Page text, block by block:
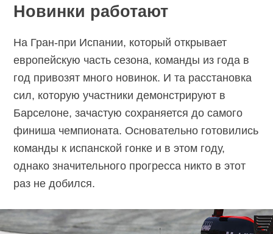
Новинки работают
На Гран-при Испании, который открывает
европейскую часть сезона, команды из года в
год привозят много новинок. И та расстановка
сил, которую участники демонстрируют в
Барселоне, зачастую сохраняется до самого
финиша чемпионата. Основательно готовились
команды к испанской гонке и в этом году,
однако значительного прогресса никто в этот
раз не добился.